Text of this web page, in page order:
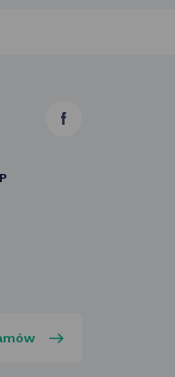
link